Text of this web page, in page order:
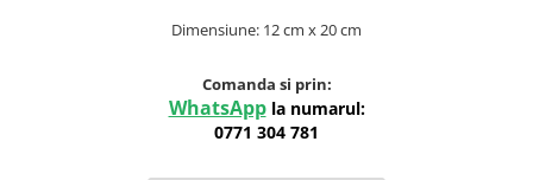
Dimensiune: 12 cm x 20 cm
Comanda si prin:
WhatsApp la numarul:
0771 304 781